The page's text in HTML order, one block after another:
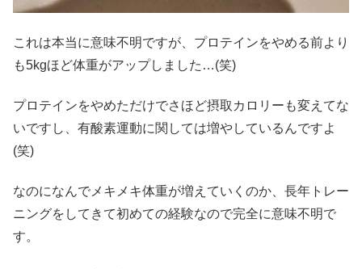
これは本当に意味不明ですが、プロテインをやめる前より
も5kgほど体重がアップしました…(笑)
プロテインをやめただけでさほど摂取カロリーも変えてな
いですし、有酸素運動に関しては増やしているんですよ
(笑)
なのになんでメキメキ体重が増えていくのか、長年トレー
ニングをしてきて初めての経験なので完全に意味不明で
す。